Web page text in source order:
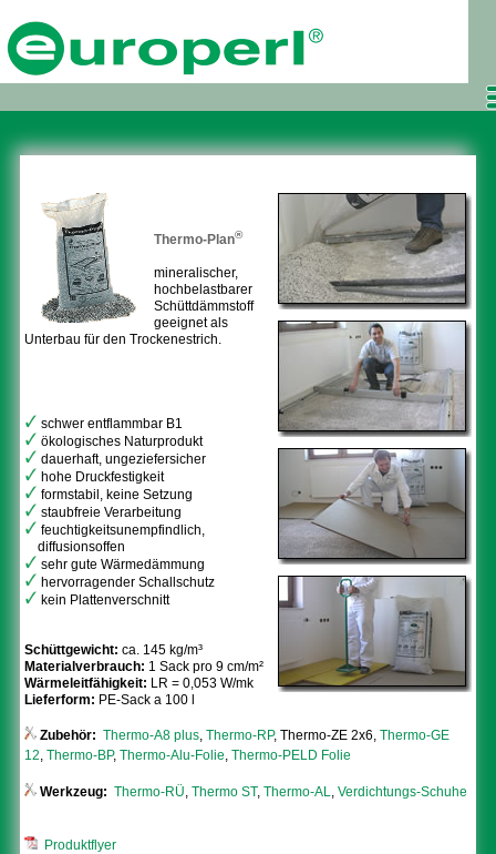
Thermo-Plan®
mineralischer,
hochbelastbarer
Schüttdämmstoff
geeignet als
Unterbau für den Trockenestrich.
schwer entflammbar B1
ökologisches Naturprodukt
dauerhaft, ungeziefersicher
hohe Druckfestigkeit
formstabil, keine Setzung
staubfreie Verarbeitung
feuchtigkeitsunempfindlich,
diffusionsoffen
sehr gute Wärmedämmung
hervorragender Schallschutz
kein Plattenverschnitt
Schüttgewicht:ca. 145 kg/m³
Materialverbrauch: 1 Sack pro 9 cm/m²
Wärmeleitfähigkeit: LR = 0,053 W/mk
Lieferform: PE-Sack a 100 l
Zubehör: Thermo-A8 plus,Thermo-RP, Thermo-ZE 2x6,Thermo-GE
12,Thermo-BP,Thermo-Alu-Folie,Thermo-PELD Folie
Werkzeug: Thermo-RÜ,Thermo ST,Thermo-AL,Verdichtungs-Schuhe
Produktflyer